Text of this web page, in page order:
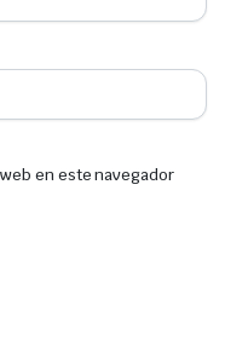
en este navegador